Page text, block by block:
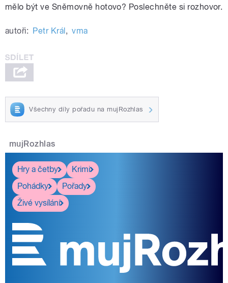
mělo být ve Sněmovně hotovo? Poslechněte si rozhovor.
autoři: Petr Král , vma
Všechny díly pořadu na mujRozhlas
mujRozhlas
Hry a četby
Krimi
Pohádky
Pořady
Živé vysílání